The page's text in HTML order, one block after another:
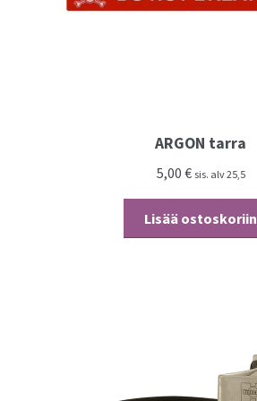
ARGON tarra
5,00 € sis. alv 25,5
Lisää ostoskoriin